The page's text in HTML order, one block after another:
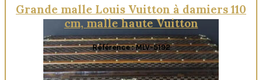
Grande malle Louis Vuitton à damiers 110
cm, malle haute Vuitton
Référence : MLV-5192